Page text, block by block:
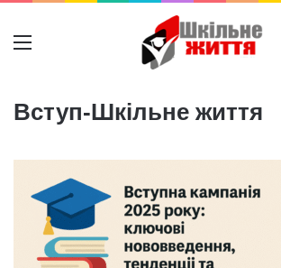
Меню
Вступ-Шкільне життя